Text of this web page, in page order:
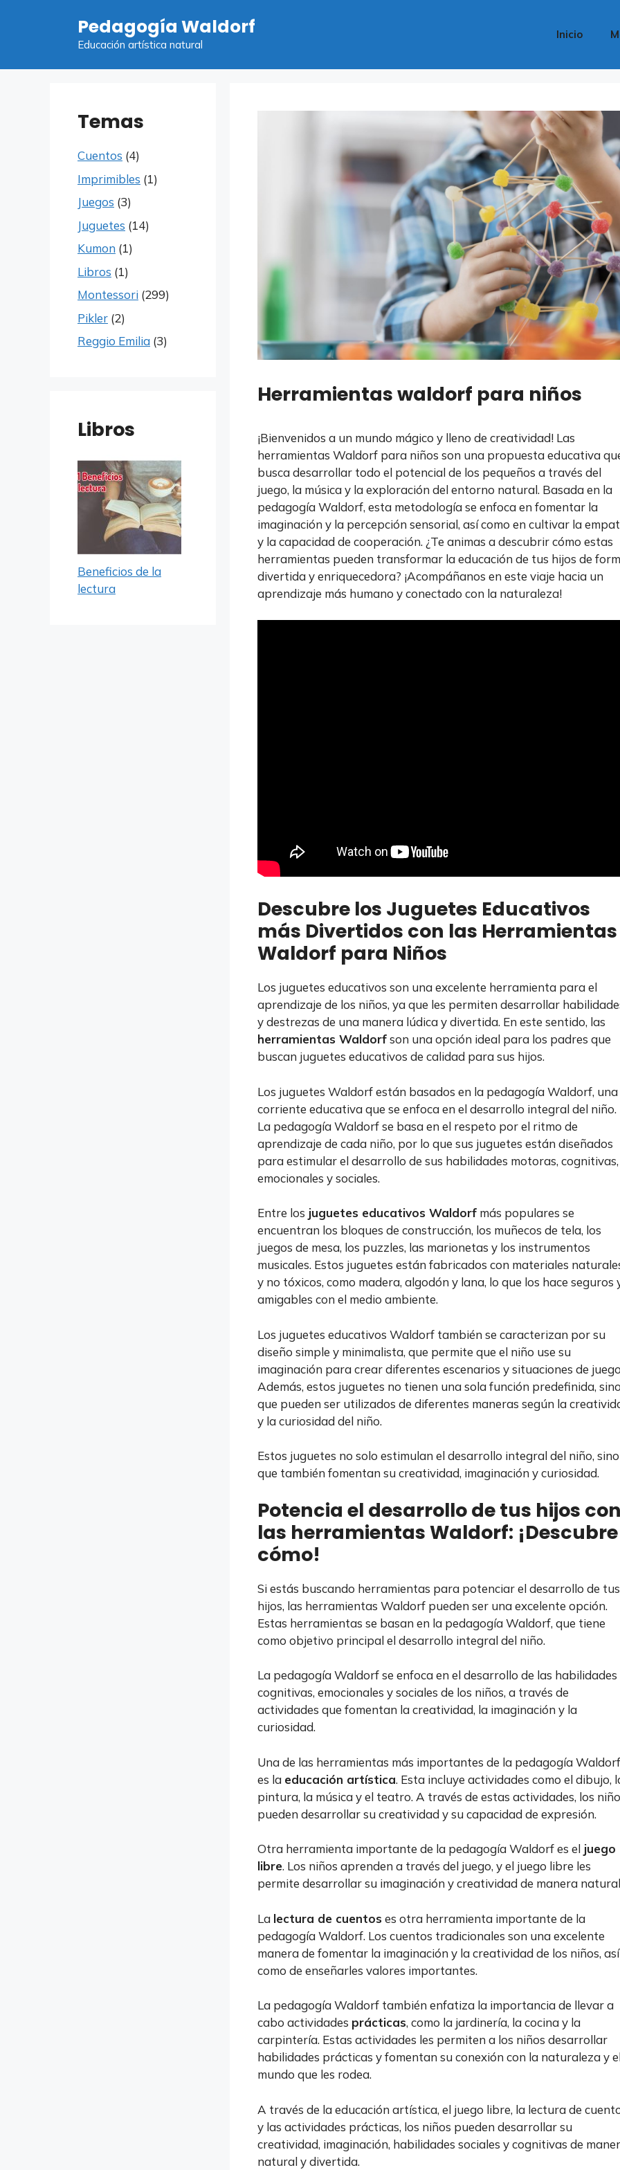
Pedagogía Waldorf
Educación artística natural
Inicio
Herramientas waldorf para niños
¡Bienvenidos a un mundo mágico y lleno de creatividad! Las
herramientas Waldorf para niños son una propuesta educativa
busca desarrollar todo el potencial de los pequeños a través del
juego, la música y la exploración del entorno natural. Basada en la
pedagogía Waldorf, esta metodología se enfoca en fomentar la
imaginación y la percepción sensorial, así como en cultivar la
y la capacidad de cooperación. ¿Te animas a descubrir cómo estas
herramientas pueden transformar la educación de tus hijos de
divertida y enriquecedora? ¡Acompáñanos en este viaje hacia un
aprendizaje más humano y conectado con la naturaleza!
Descubre los Juguetes Educativos
más Divertidos con las Herramientas
Waldorf para Niños
Los juguetes educativos son una excelente herramienta para el
aprendizaje de los niños, ya que les permiten desarrollar
y destrezas de una manera lúdica y divertida. En este sentido, las
herramientas Waldorfson una opción ideal para los padres que
buscan juguetes educativos de calidad para sus hijos.
Los juguetes Waldorf están basados en la pedagogía Waldorf, una
corriente educativa que se enfoca en el desarrollo integral del niño.
La pedagogía Waldorf se basa en el respeto por el ritmo de
aprendizaje de cada niño, por lo que sus juguetes están diseñados
para estimular el desarrollo de sus habilidades motoras, cognitivas,
emocionales y sociales.
Entre los juguetes educativos Waldorf más populares se
encuentran los bloques de construcción, los muñecos de tela, los
juegos de mesa, los puzzles, las marionetas y los instrumentos
musicales. Estos juguetes están fabricados con materiales
y no tóxicos, como madera, algodón y lana, lo que los hace seguros
amigables con el medio ambiente.
Los juguetes educativos Waldorf también se caracterizan por su
diseño simple y minimalista, que permite que el niño use su
imaginación para crear diferentes escenarios y situaciones de
Además, estos juguetes no tienen una sola función predefinida, sino
que pueden ser utilizados de diferentes maneras según la
y la curiosidad del niño.
Estos juguetes no solo estimulan el desarrollo integral del niño, sino
que también fomentan su creatividad, imaginación y curiosidad.
Potencia el desarrollo de tus hijos con
las herramientas Waldorf: ¡Descubre
cómo!
Si estás buscando herramientas para potenciar el desarrollo de tus
hijos, las herramientas Waldorf pueden ser una excelente opción.
Estas herramientas se basan en la pedagogía Waldorf, que tiene
como objetivo principal el desarrollo integral del niño.
La pedagogía Waldorf se enfoca en el desarrollo de las habilidades
cognitivas, emocionales y sociales de los niños, a través de
actividades que fomentan la creatividad, la imaginación y la
curiosidad.
Una de las herramientas más importantes de la pedagogía Waldorf
es la educación artística. Esta incluye actividades como el dibujo,
pintura, la música y el teatro. A través de estas actividades, los
pueden desarrollar su creatividad y su capacidad de expresión.
Otra herramienta importante de la pedagogía Waldorf es el juego
libre. Los niños aprenden a través del juego, y el juego libre les
permite desarrollar su imaginación y creatividad de manera
La lectura de cuentos es otra herramienta importante de la
pedagogía Waldorf. Los cuentos tradicionales son una excelente
manera de fomentar la imaginación y la creatividad de los niños, así
como de enseñarles valores importantes.
La pedagogía Waldorf también enfatiza la importancia de llevar a
cabo actividades prácticas, como la jardinería, la cocina y la
carpintería. Estas actividades les permiten a los niños desarrollar
habilidades prácticas y fomentan su conexión con la naturaleza y
mundo que les rodea.
A través de la educación artística, el juego libre, la lectura de
y las actividades prácticas, los niños pueden desarrollar su
creatividad, imaginación, habilidades sociales y cognitivas de
natural y divertida.
Temas
Cuentos (4)
Imprimibles (1)
Juegos (3)
Juguetes (14)
Kumon (1)
Libros (1)
Montessori (299)
Pikler (2)
Reggio Emilia (3)
Libros
Beneficios de la
lectura